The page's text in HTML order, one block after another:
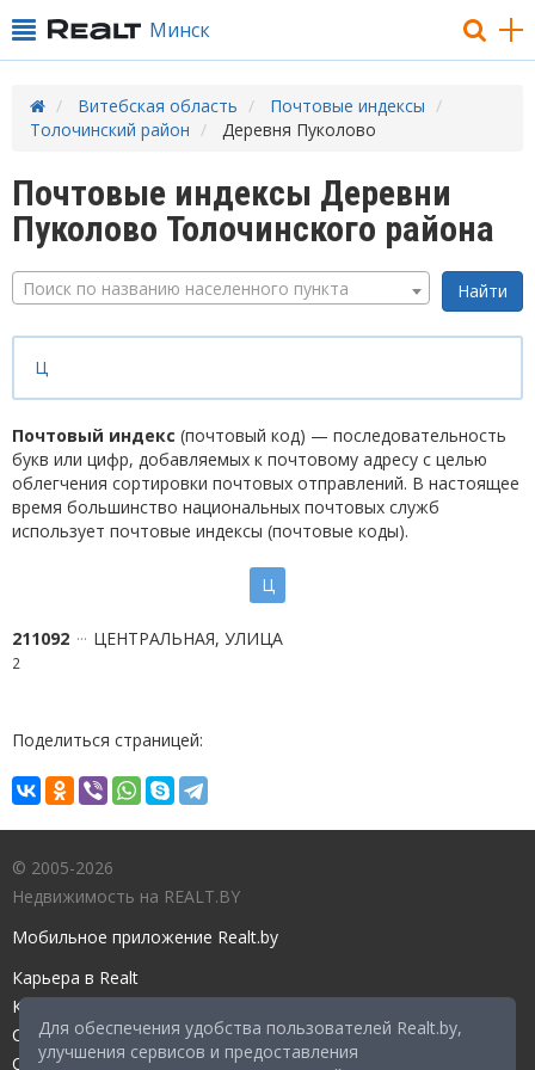
Для обеспечения удобства пользователей Realt.by,
улучшения сервисов и предоставления
Минск
Витебская область
Почтовые индексы
Толочинский район
Деревня Пуколово
Почтовые индексы Деревни
Пуколово Толочинского района
Поиск по названию населенного пункта
Ц
Почтовый индекс (почтовый код) — последовательность
букв или цифр, добавляемых к почтовому адресу с целью
облегчения сортировки почтовых отправлений. В настоящее
время большинство национальных почтовых служб
использует почтовые индексы (почтовые коды).
Ц
211092 ЦЕНТРАЛЬНАЯ, УЛИЦА
2
Поделиться страницей:
© 2005-2026
Недвижимость на REALT.BY
Мобильное приложение Realt.by
Карьера в Realt
Контакты редакции
Справочный центр
Служба поддержки